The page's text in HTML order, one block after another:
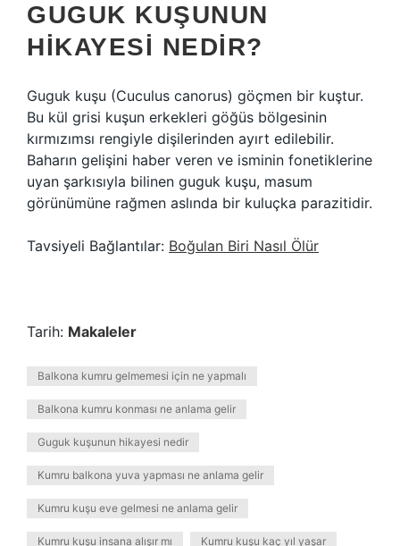
GUGUK KUŞUNUN
HIKAYESI NEDIR?
Guguk kuşu (Cuculus canorus) göçmen bir kuştur.
Bu kül grisi kuşun erkekleri göğüs bölgesinin
kırmızımsı rengiyle dişilerinden ayırt edilebilir.
Baharın gelişini haber veren ve isminin fonetiklerine
uyan şarkısıyla bilinen guguk kuşu, masum
görünümüne rağmen aslında bir kuluçka parazitidir.
Tavsiyeli Bağlantılar: Boğulan Biri Nasıl Ölür
Tarih: Makaleler
Balkona kumru gelmemesi için ne yapmalı
Balkona kumru konması ne anlama gelir
Guguk kuşunun hikayesi nedir
Kumru balkona yuva yapması ne anlama gelir
Kumru kuşu eve gelmesi ne anlama gelir
Kumru kuşu insana alışır mı Kumru kuşu kaç yıl yaşar